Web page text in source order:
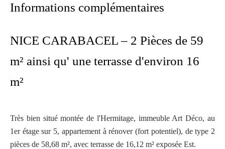
Informations complémentaires
NICE CARABACEL – 2 Pièces de 59
m² ainsi qu' une terrasse d'environ 16
m²
Très bien situé montée de l'Hermitage, immeuble Art Déco, au
1er étage sur 5, appartement à rénover (fort potentiel), de type 2
pièces de 58,68 m², avec terrasse de 16,12 m² exposée Est.